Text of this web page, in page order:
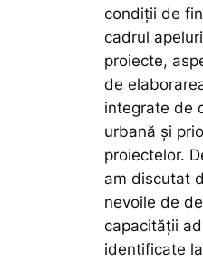
condiții de
cadrul
proiecte,
de
integrate de
urbană și
proiectelor.
am discutat
nevoile de
capacității
identificate